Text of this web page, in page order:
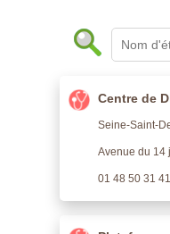
Centre de
Seine-Saint-
Avenue du 14
01 48 50 31 41